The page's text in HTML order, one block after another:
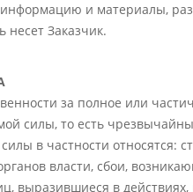
и материалы,
несет Заказчик.
за полное или
силы, то есть
в частности относятся:
власти, сбои,
выразившиеся в